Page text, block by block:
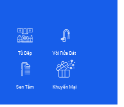
Tủ Bếp Vòi Rửa Bát
Sen Tắm Khuyến Mại